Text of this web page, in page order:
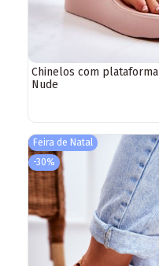
Chinelos com plataforma
Nude
Feira de Natal
-30%